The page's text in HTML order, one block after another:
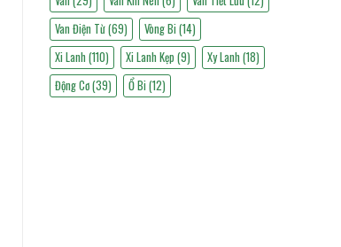
Van Điện Từ(69) Vòng Bi (14)
Xi Lanh (110) Xi Lanh Kẹp (9) Xy Lanh (18)
Động Cơ(39) Ổ Bi (12)